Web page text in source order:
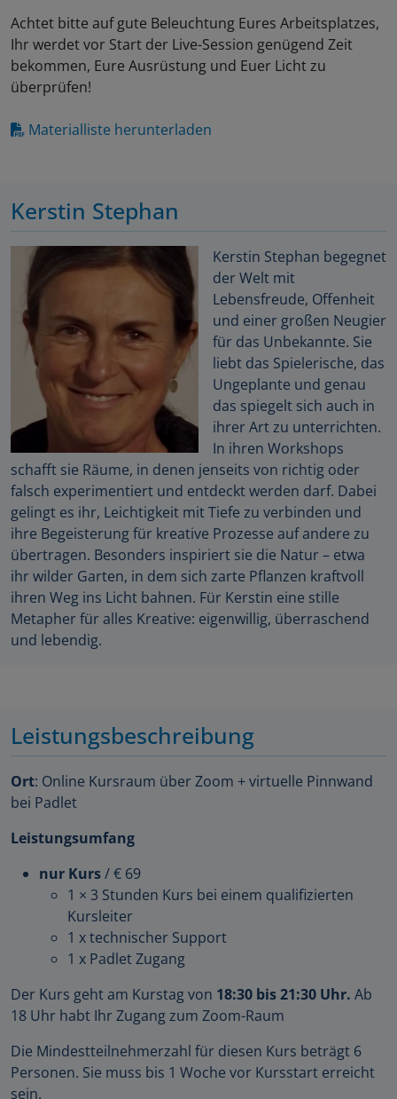
Achtet bitte auf gute Beleuchtung Eures Arbeitsplatzes,
Ihr werdet vor Start der Live-Session genügend Zeit
bekommen, Eure Ausrüstung und Euer Licht zu
überprüfen!
Materialliste herunterladen
Kerstin Stephan
Kerstin Stephan begegnet
der Welt mit
Lebensfreude, Offenheit
und einer großen Neugier
für das Unbekannte. Sie
liebt das Spielerische, das
Ungeplante und genau
das spiegelt sich auch in
ihrer Art zu unterrichten.
In ihren Workshops
schafft sie Räume, in denen jenseits von richtig oder
falsch experimentiert und entdeckt werden darf. Dabei
gelingt es ihr, Leichtigkeit mit Tiefe zu verbinden und
ihre Begeisterung für kreative Prozesse auf andere zu
übertragen. Besonders inspiriert sie die Natur – etwa
ihr wilder Garten, in dem sich zarte Pflanzen kraftvoll
ihren Weg ins Licht bahnen. Für Kerstin eine stille
Metapher für alles Kreative: eigenwillig, überraschend
und lebendig.
Leistungsbeschreibung
Ort: Online Kursraum über Zoom + virtuelle Pinnwand
bei Padlet
Leistungsumfang
nur Kurs/ € 69
1 × 3 Stunden Kurs bei einem qualifizierten
Kursleiter
1 x technischer Support
1 x Padlet Zugang
Der Kurs geht am Kurstag von 18:30 bis 21:30 Uhr. Ab
18 Uhr habt Ihr Zugang zum Zoom-Raum
Die Mindestteilnehmerzahl für diesen Kurs beträgt 6
Personen. Sie muss bis 1 Woche vor Kursstart erreicht
sein.